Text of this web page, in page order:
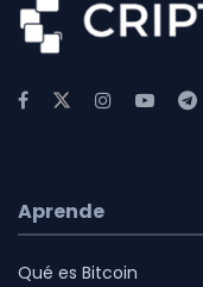
Aprende
Qué es Bitcoin